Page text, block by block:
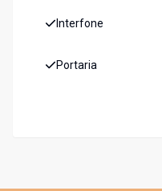
Interfone
Portaria